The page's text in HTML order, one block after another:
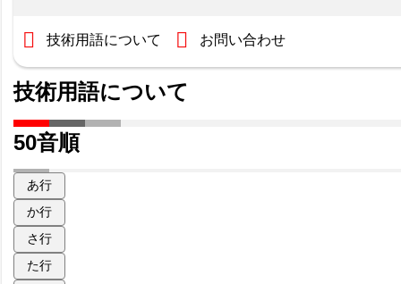
技術用語について お問い合わせ
技術用語について
50音順
あ行
か行
さ行
た行